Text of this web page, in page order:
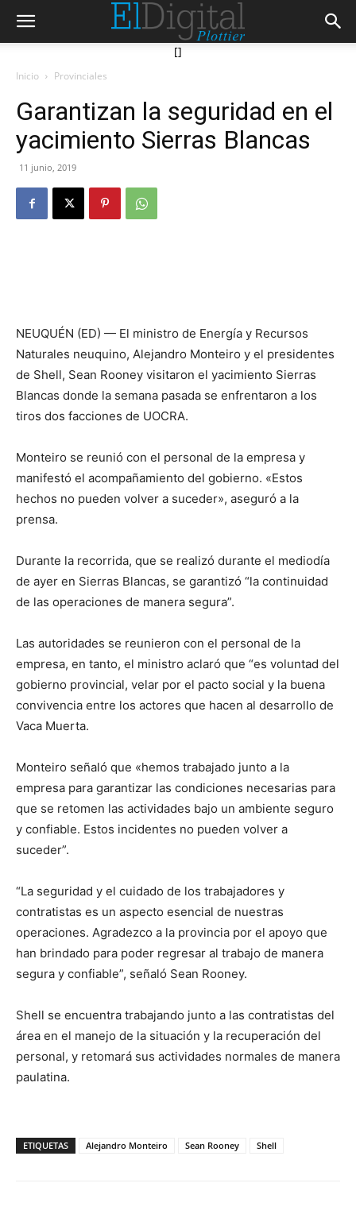
[]
Inicio Provinciales
Garantizan la seguridad en el
yacimiento Sierras Blancas
11 junio, 2019
NEUQUÉN (ED) — El ministro de Energía y Recursos
Naturales neuquino, Alejandro Monteiro y el presidentes
de Shell, Sean Rooney visitaron el yacimiento Sierras
Blancas donde la semana pasada se enfrentaron a los
tiros dos facciones de UOCRA.
Monteiro se reunió con el personal de la empresa y
manifestó el acompañamiento del gobierno. «Estos
hechos no pueden volver a suceder», aseguró a la
prensa.
Durante la recorrida, que se realizó durante el mediodía
de ayer en Sierras Blancas, se garantizó “la continuidad
de las operaciones de manera segura”.
Las autoridades se reunieron con el personal de la
empresa, en tanto, el ministro aclaró que “es voluntad del
gobierno provincial, velar por el pacto social y la buena
convivencia entre los actores que hacen al desarrollo de
Vaca Muerta.
Monteiro señaló que «hemos trabajado junto a la
empresa para garantizar las condiciones necesarias para
que se retomen las actividades bajo un ambiente seguro
y confiable. Estos incidentes no pueden volver a
suceder”.
“La seguridad y el cuidado de los trabajadores y
contratistas es un aspecto esencial de nuestras
operaciones. Agradezco a la provincia por el apoyo que
han brindado para poder regresar al trabajo de manera
segura y confiable”, señaló Sean Rooney.
Shell se encuentra trabajando junto a las contratistas del
área en el manejo de la situación y la recuperación del
personal, y retomará sus actividades normales de manera
paulatina.
ETIQUETAS Alejandro Monteiro Sean Rooney Shell